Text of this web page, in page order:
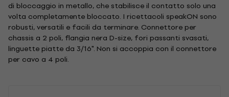
di bloccaggio in metallo, che stabilisce il contatto solo una
volta completamente bloccato. I ricettacoli speakON sono
robusti, versatili e facili da terminare. Connettore per
chassis a 2 poli, flangia nera D-size, fori passanti svasati,
linguette piatte da 3/16". Non si accoppia con il connettore
per cavo a 4 poli.